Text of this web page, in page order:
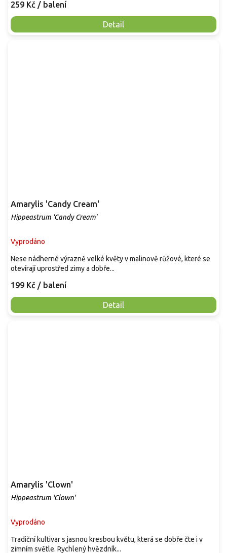
259 Kč / balení
Detail
Amarylis 'Candy Cream'
Hippeastrum 'Candy Cream'
Vyprodáno
199 Kč / balení
Detail
Nese nádherné výrazně velké květy v malinově růžové, které se
otevírají uprostřed zimy a dobře...
Amarylis 'Clown'
Hippeastrum 'Clown'
Vyprodáno
Tradiční kultivar s jasnou kresbou květu, která se dobře čte i v
zimním světle. Rychlený hvězdník...